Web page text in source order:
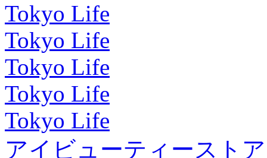
Tokyo Life
Tokyo Life
Tokyo Life
Tokyo Life
Tokyo Life
アイビューティースト